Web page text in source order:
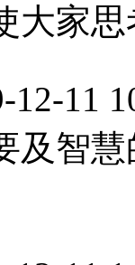
大家
12-11
及智